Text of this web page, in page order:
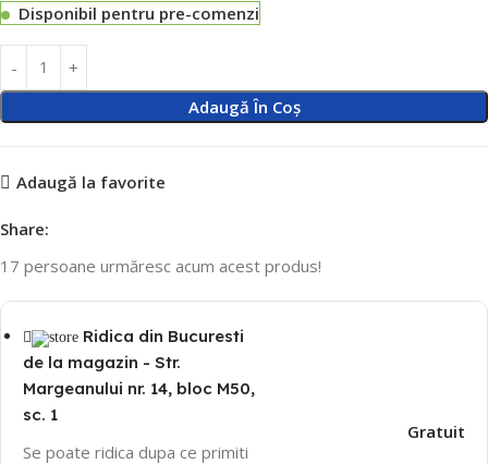
Disponibil pentru pre-comenzi
Adaugă În Coș
Adaugă la favorite
Share:
17 persoane urmăresc acum acest produs!
Ridica din Bucuresti
de la magazin - Str.
Margeanului nr. 14, bloc M50,
sc. 1
Se poate ridica dupa ce primiti
Gratuit